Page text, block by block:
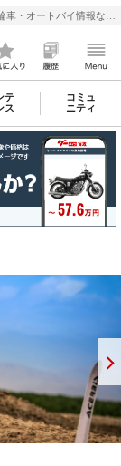
テ
ス
コミュ
ニティ